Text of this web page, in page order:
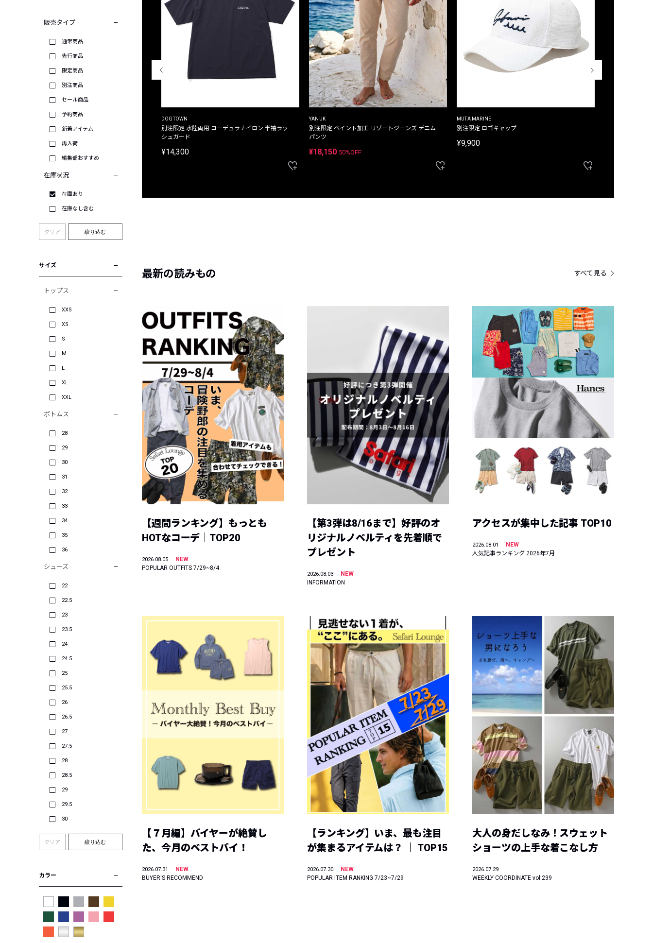
販売タイプ
通常商品
先行商品
限定商品
別注商品
セール商品
予約商品
新着アイテム
再入荷
編集部おすすめ
在庫状況
在庫あり
在庫なし含む
クリア 絞り込む
サイズ
トップス
XXS
XS
S
M
L
XL
XXL
ボトムス
28
29
30
31
32
33
34
35
36
シューズ
22
22.5
23
23.5
24
24.5
25
25.5
26
26.5
27
27.5
28
28.5
29
29.5
30
クリア 絞り込む
カラー
THE DUFFER OF ST.GEORGE
別注限定 ピグメントダイ バックプリント サーフ
DOGTOWN
別注限定 水陸両用 コーデュラナイロン 半袖ラッ
シュガード
¥14,300
YANUK
別注限定 ペイント加工 リゾートジーンズ デニム
パンツ
¥18,150 50%OFF
MUTA MARINE
別注限定 ロゴキャップ
¥9,900
最新の読みもの すべて見る
【週間ランキング】もっとも
HOTなコーデ｜TOP20
2026.08.05
NEW
POPULAR OUTFITS 7/29~8/4
【第3弾は8/16まで】好評のオ
リジナルノベルティを先着順で
プレゼント
2026.08.03
NEW
INFORMATION
アクセスが集中した記事 TOP10
2026.08.01
NEW
人気記事ランキング 2026年7月
【７月編】バイヤーが絶賛し
た、今月のベストバイ！
2026.07.31
NEW
BUYER'S RECOMMEND
【ランキング】いま、最も注目
が集まるアイテムは？ ｜ TOP15
2026.07.30
NEW
POPULAR ITEM RANKING 7/23~7/29
大人の身だしなみ！スウェット
ショーツの上手な着こなし方
2026.07.29
WEEKLY COORDINATE vol.239